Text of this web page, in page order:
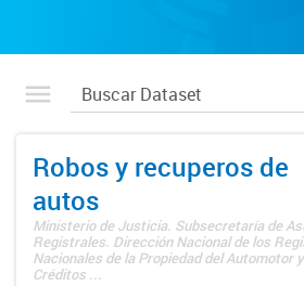
Robos y recuperos de
autos
Ministerio de Justicia. Subsecretaría de
Registrales. Dirección Nacional de los
Nacionales de la Propiedad del Automotor y
Créditos ...